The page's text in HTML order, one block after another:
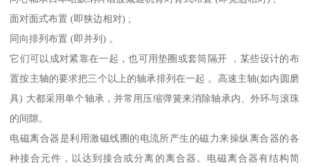
面对面式布置 (即狭边相对) ;
同向排列布置 (即并列) 。
它们可以成对紧靠在一起，也可用垫圈或套筒隔开 ，某些设计的布
置按主轴的要求把三个以上的轴承排列在一起 。高速主轴(如内圆磨
具) 大都采用单个轴承，并常用压缩弹簧来消除轴承内、外环与滚珠
的间隙。
电磁离合器是利用激磁线圈的电流所产生的磁力来操纵离合器的各
种接合元件，以达到接合或分离的离合器。电磁离合器有结构简